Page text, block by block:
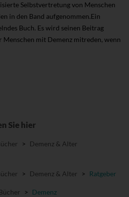
Selbstvertretung von Menschen
in den Band aufgenommen.Ein
Buch. Es wird seinen Beitrag
Menschen mit Demenz mitreden, wenn
Sie hier
> Demenz & Alter
> Demenz & Alter > Ratgeber
> Demenz